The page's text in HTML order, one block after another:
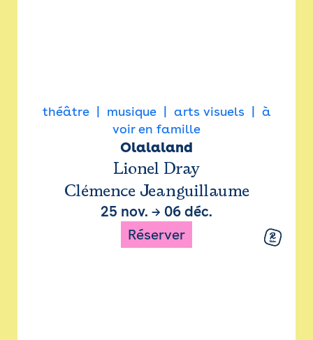
théâtre musique arts visuels
à
voir en famille
Olalaland
Lionel Dray
Clémence Jeanguillaume
25 nov. → 06 déc.
Réserver